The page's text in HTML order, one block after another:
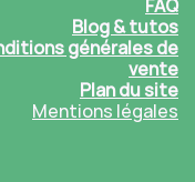
FAQ
Blog & tutos
générales de
vente
Plan du site
Mentions légales